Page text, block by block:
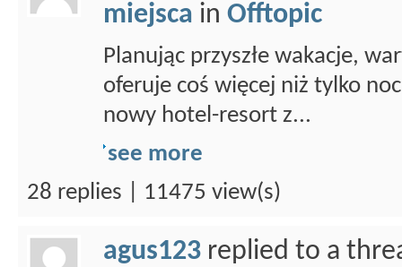
miejsca in Offtopic
Planując przyszłe wakacje,
oferuje coś więcej niż tylko
nowy hotel-resort z...
see more
28 replies | 11475 view(s)
agus123 replied to a